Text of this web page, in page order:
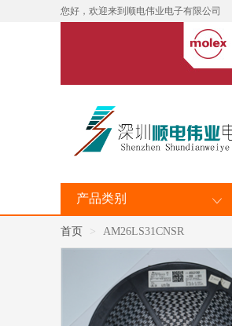
您好，欢迎来到顺电伟业电子有限公司
产品类别
首页 AM26LS31CNSR